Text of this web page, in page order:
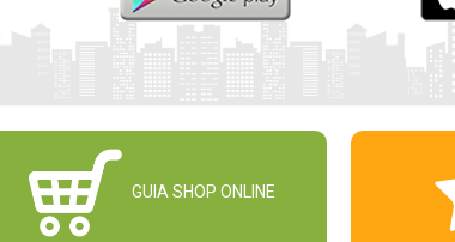
GUIA SHOP ONLINE